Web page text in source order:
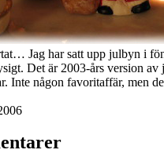
Jag har satt upp julbyn i
Det är 2003-års version av
Inte någon favoritaffär, men